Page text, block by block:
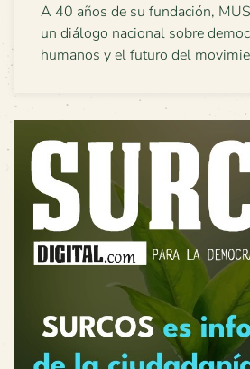
A 40 años de su fundación,
un diálogo nacional sobre
humanos y el futuro del